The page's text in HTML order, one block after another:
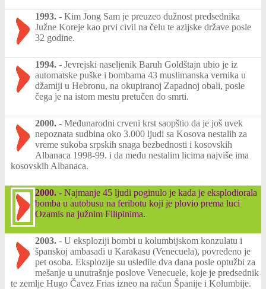
1993. - Kim Jong Sam je preuzeo dužnost predsednika
Južne Koreje kao prvi civil na čelu te azijske države posle
32 godine.
1994. - Jevrejski naseljenik Baruh Goldštajn ubio je iz
automatske puške i bombama 43 muslimanska vernika u
džamiji u Hebronu, na okupiranoj Zapadnoj obali, posle
čega je na istom mestu pretučen do smrti.
2000. - Međunarodni crveni krst saopštio da je još uvek
nepoznata sudbina oko 3.000 ljudi sa Kosova nestalih za
vreme sukoba srpskih snaga bezbednosti i kosovskih
Albanaca 1998-99. i da među nestalim licima najviše ima
kosovskih Albanaca.
2000. - Najmanje 45 ljudi poginulo je kada je eksplodiorala
bomba u autobusu na feribotu koji je plovio prema luci
Ozamis na južnim Filipinima.
2003. - U eksploziji bombi u kolumbijskom konzulatu i
španskoj ambasadi u Karakasu (Venecuela), povređeno je
pet osoba. Eksplozije su usledile dva dana posle optužbi za
mešanje u unutrašnje poslove Venecuele, koje je predsednik
te zemlje Hugo Čavez Frias izneo na račun Španije i Kolumbije.